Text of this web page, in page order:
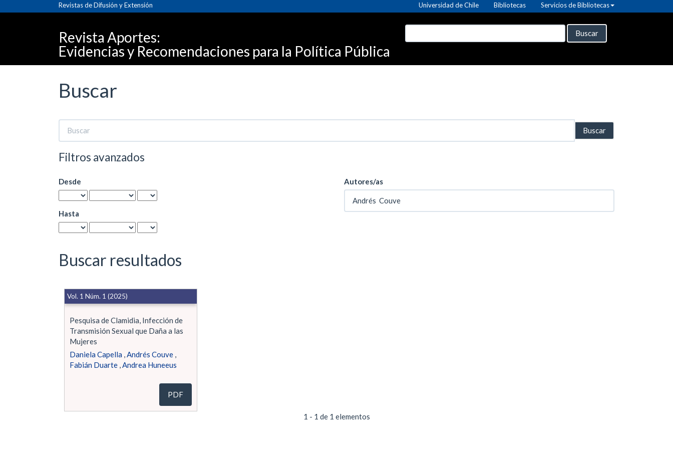
Navegación
principal
Revistas de Difusión y Extensión Universidad de Chile Bibliotecas Servicios de Bibliotecas
Revista Aportes:
Evidencias y Recomendaciones para la Política Pública
Buscar
Buscar
Buscar
artículos
por
Filtros avanzados
Desde
Hasta
Autores/as
Buscar resultados
Pesquisa de Clamidia, Infección de
Transmisión Sexual que Daña a las
Mujeres
Daniela Capella ,Andrés Couve ,
Fabián Duarte ,Andrea Huneeus
Vol. 1 Núm. 1 (2025)
PDF
1 - 1 de 1 elementos